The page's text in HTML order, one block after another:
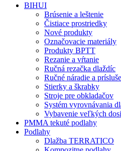
BIHUI
Brúsenie a leštenie
Čistiace prostriedky
Nové produkty
Označovacie materiály
Produkty BPTT
Rezanie a vŕtanie
Ručná rezačka dlaždíc
Ručné náradie a
Stierky a škrabky
Stroje pre obkladačov
Systém vyrovnávania
Vybavenie veľkých
PMMA tekuté podlahy
Podlahy
Dlažba TERRATICO